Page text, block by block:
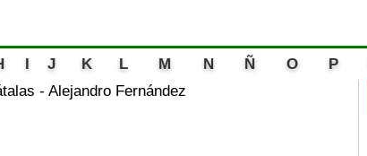
I J K L M N Ñ O P
- Alejandro Fernández